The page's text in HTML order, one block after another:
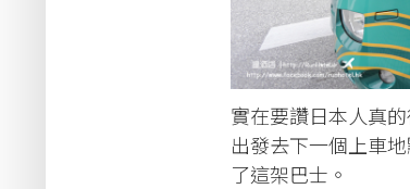
實在要讚日本人真
出發去下一個上車
了這架巴士。